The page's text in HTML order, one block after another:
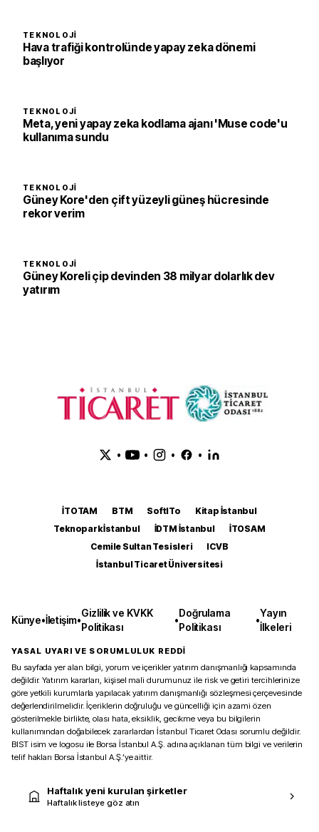
TEKNOLOJI
Hava trafiği kontrolünde yapay zeka dönemi
başlıyor
TEKNOLOJI
Meta, yeni yapay zeka kodlama ajanı 'Muse code'u
kullanıma sundu
TEKNOLOJI
Güney Kore'den çift yüzeyli güneş hücresinde
rekor verim
TEKNOLOJI
Güney Koreli çip devinden 38 milyar dolarlık dev
yatırım
• • • •
İTOTAM BTM SoftITo
Kitap İstanbul
Teknopark İstanbul
İDTM İstanbul
İTOSAM
Cemile Sultan Tesisleri
ICVB
İstanbul Ticaret Üniversitesi
Künye•İletişim•
Gizlilik ve KVKK
Politikası
•
Doğrulama
Politikası
•
Yayın
İlkeleri
YASAL UYARI VE SORUMLULUK REDDİ
Bu sayfada yer alan bilgi, yorum ve içerikler yatırım danışmanlığı kapsamında
değildir. Yatırım kararları, kişisel mali durumunuz ile risk ve getiri tercihlerinize
göre yetkili kurumlarla yapılacak yatırım danışmanlığı sözleşmesi çerçevesinde
değerlendirilmelidir. İçeriklerin doğruluğu ve güncelliği için azami özen
gösterilmekle birlikte, olası hata, eksiklik, gecikme veya bu bilgilerin
kullanımından doğabilecek zararlardan İstanbul Ticaret Odası sorumlu değildir.
BIST isim ve logosu ile Borsa İstanbul A.Ş. adına açıklanan tüm bilgi ve verilerin
telif hakları Borsa İstanbul A.Ş.’ye aittir.
Haftalık yeni kurulan şirketler
Haftalık listeye göz atın